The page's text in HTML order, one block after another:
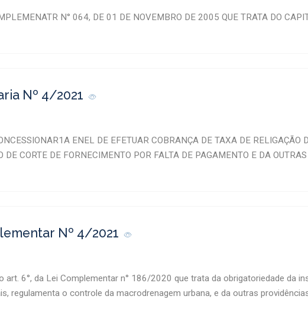
N° 064, DE 01 DE NOVEMBRO DE 2005 QUE TRATA DO
Nº 4/2021
ENEL DE EFETUAR COBRANÇA DE TAXA DE RELIGAÇÃO
CORTE DE FORNECIMENTO POR FALTA DE PAGAMENTO E DA
Nº 4/2021
art. 6°, da Lei Complementar n° 186/2020 que trata da obrigatoriedade da
regulamenta o controle da macrodrenagem urbana, e da outras